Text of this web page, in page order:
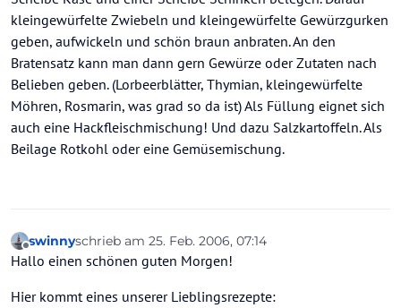
kleingewürfelte Zwiebeln und kleingewürfelte Gewürzgurken
geben, aufwickeln und schön braun anbraten. An den
Bratensatz kann man dann gern Gewürze oder Zutaten nach
Belieben geben. (Lorbeerblätter, Thymian, kleingewürfelte
Möhren, Rosmarin, was grad so da ist) Als Füllung eignet sich
auch eine Hackfleischmischung! Und dazu Salzkartoffeln. Als
Beilage Rotkohl oder eine Gemüsemischung.
Offline
swinnyschrieb am 25. Feb. 2006, 07:14
zuletzt editiert von
Hallo einen schönen guten Morgen!
Hier kommt eines unserer Lieblingsrezepte: